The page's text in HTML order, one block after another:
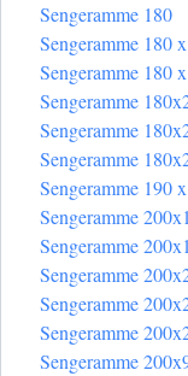
Sengeramme 180
Sengeramme 180
Sengeramme 180
Sengeramme
Sengeramme
Sengeramme
Sengeramme 190
Sengeramme
Sengeramme
Sengeramme
Sengeramme
Sengeramme
Sengeramme